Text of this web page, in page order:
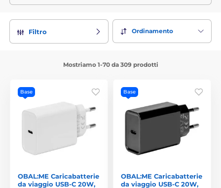
Filtro Ordinamento
Mostriamo 1-70 da 309 prodotti
Base
OBAL:ME Caricabatterie
da viaggio USB-C 20W,
Base
OBAL:ME Caricabatterie
da viaggio USB-C 20W,